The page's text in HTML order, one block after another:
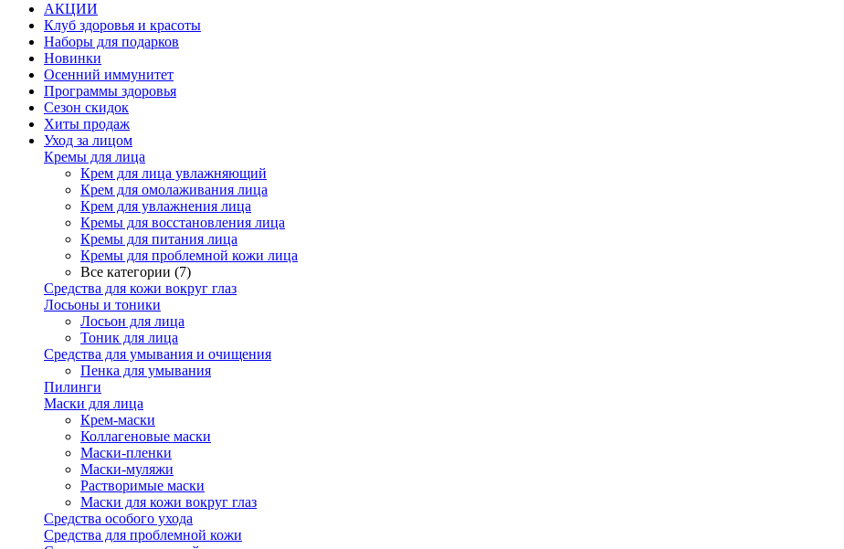
АКЦИИ
Клуб здоровья и красоты
Наборы для подарков
Новинки
Осенний иммунитет
Программы здоровья
Сезон скидок
Хиты продаж
Уход за лицом
Кремы для лица
Крем для лица увлажняющий
Крем для омолаживания лица
Крем для увлажнения лица
Кремы для восстановления лица
Кремы для питания лица
Кремы для проблемной кожи лица
Все категории (7)
Средства для кожи вокруг глаз
Лосьоны и тоники
Лосьон для лица
Тоник для лица
Средства для умывания и очищения
Пенка для умывания
Пилинги
Маски для лица
Крем-маски
Коллагеновые маски
Маски-пленки
Маски-муляжи
Растворимые маски
Маски для кожи вокруг глаз
Средства особого ухода
Средства для проблемной кожи